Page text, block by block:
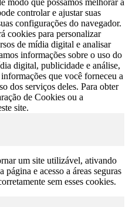
modo que possamos melhorar a
controlar e ajustar suas
configurações do navegador.
cookies para personalizar
de mídia digital e analisar
informações sobre o uso do
digital, publicidade e análise,
que você forneceu a
dos serviços deles. Para obter
de Cookies ou a
site.
um site utilizável, ativando
e acesso a áreas seguras
sem esses cookies.